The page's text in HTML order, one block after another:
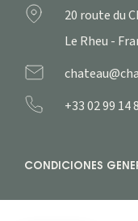
20 route du
Le Rheu -
+33 02 99 14
CONDICIONES